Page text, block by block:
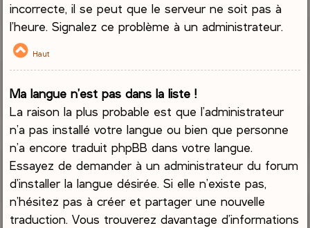
incorrecte, il se peut que le serveur ne soit pas à
l’heure. Signalez ce problème à un administrateur.
Haut
Ma langue n’est pas dans la liste !
La raison la plus probable est que l’administrateur
n’a pas installé votre langue ou bien que personne
n’a encore traduit phpBB dans votre langue.
Essayez de demander à un administrateur du forum
d’installer la langue désirée. Si elle n’existe pas,
n’hésitez pas à créer et partager une nouvelle
traduction. Vous trouverez davantage d’informations